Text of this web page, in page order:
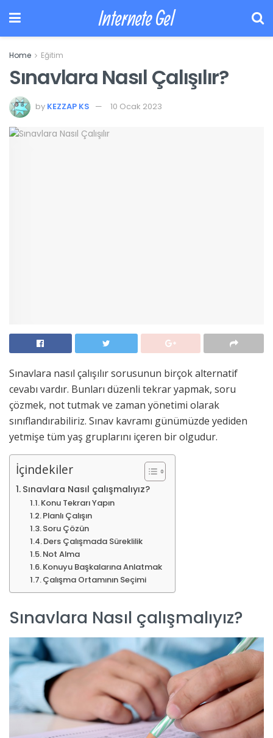
Internete Gel
Home Eğitim
Sınavlara Nasıl Çalışılır?
by KEZZAP KS 10 Ocak 2023
Sınavlara nasıl çalışılır sorusunun birçok alternatif
cevabı vardır. Bunları düzenli tekrar yapmak, soru
çözmek, not tutmak ve zaman yönetimi olarak
sınıflandırabiliriz. Sınav kavramı günümüzde yediden
yetmişe tüm yaş gruplarını içeren bir olgudur.
İçindekiler
Sınavlara Nasıl çalışmalıyız?
Konu Tekrarı Yapın
Planlı Çalışın
Soru Çözün
Ders Çalışmada Süreklilik
Not Alma
Konuyu Başkalarına Anlatmak
Çalışma Ortamının Seçimi
Sınavlara Nasıl çalışmalıyız?